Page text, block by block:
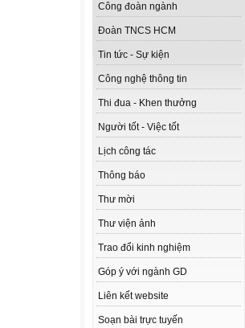
Công đoàn ngành
Đoàn TNCS HCM
Tin tức - Sự kiện
Công nghệ thông tin
Thi đua - Khen thưởng
Người tốt - Việc tốt
Lịch công tác
Thông báo
Thư mời
Thư viện ảnh
Trao đổi kinh nghiệm
Góp ý với ngành GD
Liên kết website
Soạn bài trực tuyến